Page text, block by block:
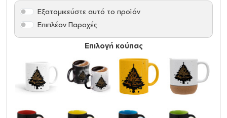
Επιλογή κούπας
Εξατομικεύστε αυτό το προϊόν
Επιπλέον Παροχές